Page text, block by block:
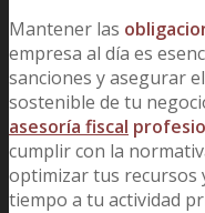
Mantener las
empresa al día es
sanciones y asegurar
sostenible de tu
asesoría fiscal
cumplir con la
optimizar tus recursos
tiempo a tu actividad